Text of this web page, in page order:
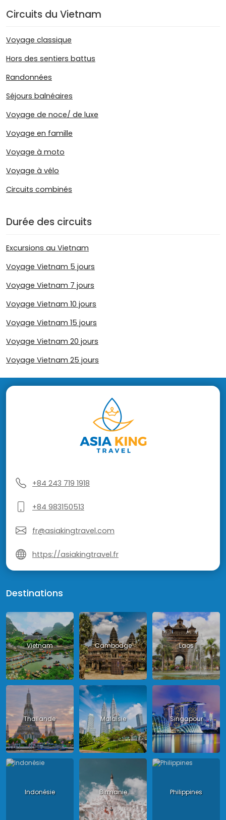
Circuits du Vietnam
Voyage classique
Hors des sentiers battus
Randonnées
Séjours balnéaires
Voyage de noce/ de luxe
Voyage en famille
Voyage à moto
Voyage à vélo
Circuits combinés
Durée des circuits
Excursions au Vietnam
Voyage Vietnam 5 jours
Voyage Vietnam 7 jours
Voyage Vietnam 10 jours
Voyage Vietnam 15 jours
Voyage Vietnam 20 jours
Voyage Vietnam 25 jours
+84 243 719 1918
+84 983150513
fr@asiakingtravel.com
https://asiakingtravel.fr
Destinations
Vietnam Cambodge Laos
Thailande Malaisie Singapour
Indonésie Birmanie Philippines